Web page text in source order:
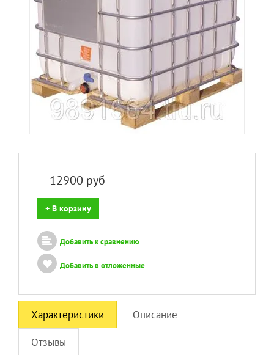
12900 руб
+ В корзину
Добавить к сравнению
Добавить в отложенные
Характеристики Описание
Отзывы